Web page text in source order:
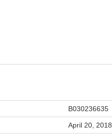
B030236635
April 20, 2018